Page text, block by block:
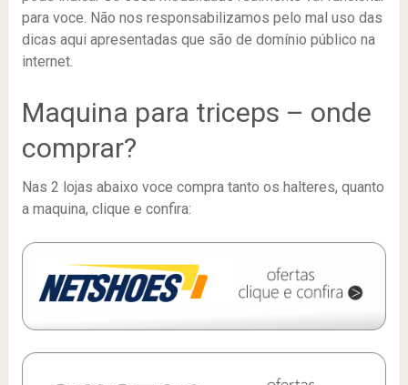
para voce. Não nos responsabilizamos pelo mal uso das
dicas aqui apresentadas que são de domínio público na
internet.
Maquina para triceps – onde
comprar?
Nas 2 lojas abaixo voce compra tanto os halteres, quanto
a maquina, clique e confira: